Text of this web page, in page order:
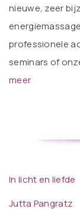
nieuwe, zeer
professionele
seminars of
meer
In licht en liefde
Jutta Pangratz